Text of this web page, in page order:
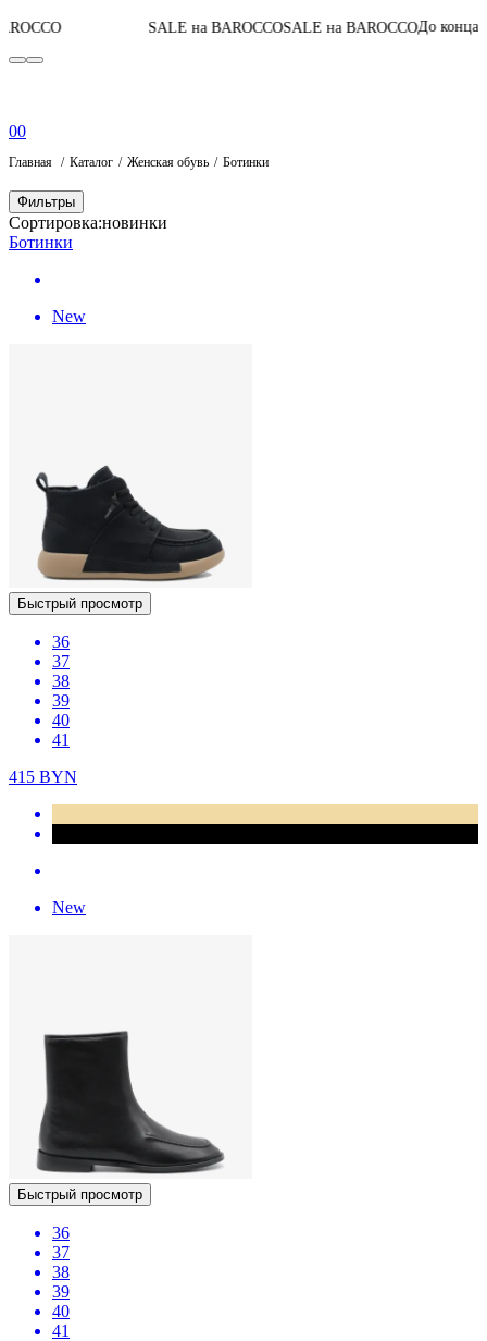
SALE на BAROCCOSALE на BAROCCOДо конца акции04:20:23
00
Главная Каталог Женская обувь Ботинки
Фильтры
Сортировка:новинки
Ботинки
New
Быстрый просмотр
36
37
38
39
40
41
415 BYN
New
Быстрый просмотр
36
37
38
39
40
41